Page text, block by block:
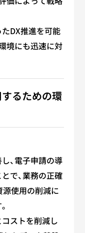
DX推進を可能
境にも迅速に対
るための環
、電子申請の導
で、業務の正確
源使用の削減に
ストを削減し